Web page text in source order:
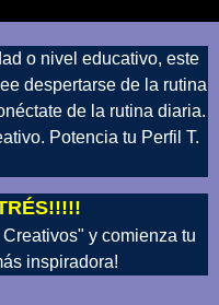
o nivel educativo, este
despertarse de la rutina
de la rutina diaria.
Potencia tu Perfil T.
y comienza tu
inspiradora!